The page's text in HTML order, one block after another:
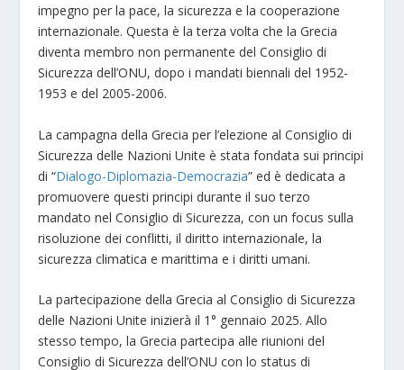
impegno per la pace, la sicurezza e la cooperazione
internazionale. Questa è la terza volta che la Grecia
diventa membro non permanente del Consiglio di
Sicurezza dell’ONU, dopo i mandati biennali del 1952-
1953 e del 2005-2006.
La campagna della Grecia per l’elezione al Consiglio di
Sicurezza delle Nazioni Unite è stata fondata sui principi
di “Dialogo-Diplomazia-Democrazia” ed è dedicata a
promuovere questi principi durante il suo terzo
mandato nel Consiglio di Sicurezza, con un focus sulla
risoluzione dei conflitti, il diritto internazionale, la
sicurezza climatica e marittima e i diritti umani.
La partecipazione della Grecia al Consiglio di Sicurezza
delle Nazioni Unite inizierà il 1° gennaio 2025. Allo
stesso tempo, la Grecia partecipa alle riunioni del
Consiglio di Sicurezza dell’ONU con lo status di